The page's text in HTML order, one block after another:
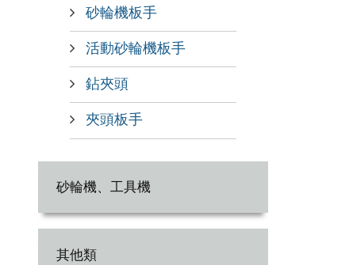
砂輪機板手
活動砂輪機板手
鉆夾頭
夾頭板手
砂輪機、工具機
其他類